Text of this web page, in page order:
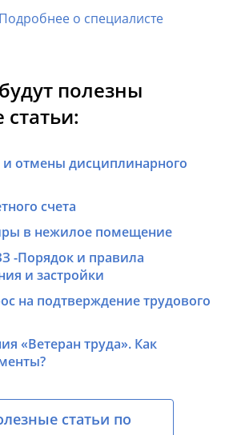
Подробнее о специалисте
полезны
и отмены дисциплинарного
счета
в нежилое помещение
-Порядок и правила
и застройки
на подтверждение трудового
«Ветеран труда». Как
статьи по